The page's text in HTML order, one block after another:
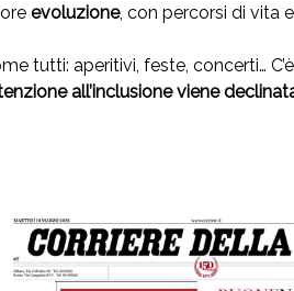
evoluzione, con percorsi di vita e
tutti: aperitivi, feste, concerti…
all’inclusione viene